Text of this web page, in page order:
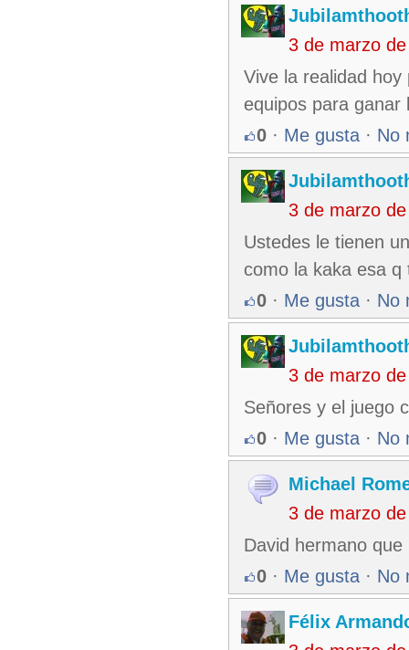
3 de marzo
Vive la realidad
equipos para ganar
0 · Me gusta · No
3 de marzo
Ustedes le tienen
como la kaka esa q
0 · Me gusta · No
3 de marzo
Señores y el juego
0 · Me gusta · No
Michael
3 de marzo
David hermano
0 · Me gusta · No
Félix